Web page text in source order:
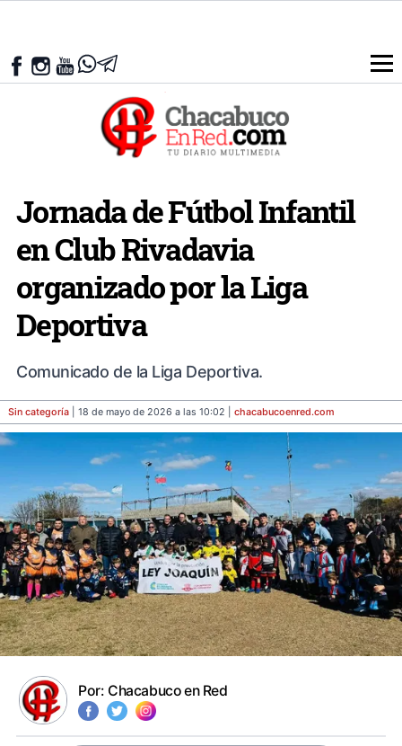
Jornada de Fútbol Infantil
en Club Rivadavia
organizado por la Liga
Deportiva
Comunicado de la Liga Deportiva.
Sin categoría | 18 de mayo de 2026 a las 10:02 | chacabucoenred.com
Por: Chacabuco en Red